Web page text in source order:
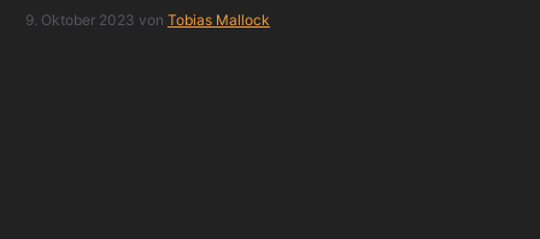
9. Oktober 2023 von Tobias Mallock